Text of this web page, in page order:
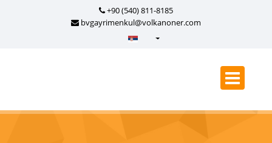
+90 (540) 811-8185
bvgayrimenkul@volkanoner.com